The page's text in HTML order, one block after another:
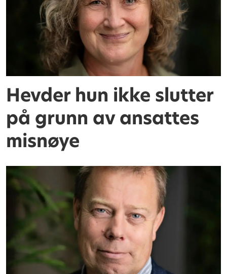
Hevder hun ikke slutter
på grunn av ansattes
misnøye